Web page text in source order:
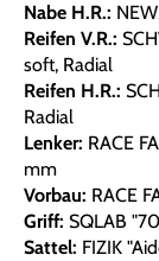
Nabe H.R.:
Reifen V.R.:
soft, Radial
Reifen H.R.:
Radial
Lenker: RACE
mm
Vorbau: RACE
Griff: SQLAB
Sattel: FIZIK